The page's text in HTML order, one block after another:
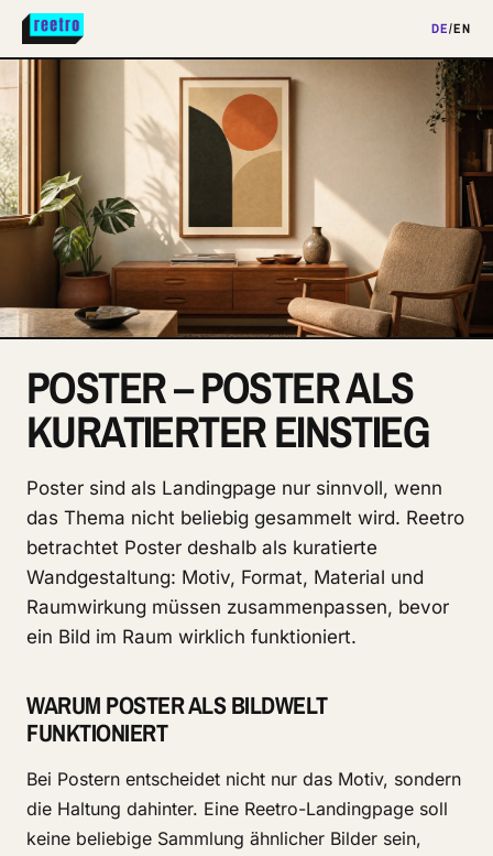
DE/EN
POSTER – POSTER ALS
KURATIERTER EINSTIEG
Poster sind als Landingpage nur sinnvoll, wenn
das Thema nicht beliebig gesammelt wird. Reetro
betrachtet Poster deshalb als kuratierte
Wandgestaltung: Motiv, Format, Material und
Raumwirkung müssen zusammenpassen, bevor
ein Bild im Raum wirklich funktioniert.
WARUM POSTER ALS BILDWELT
FUNKTIONIERT
Bei Postern entscheidet nicht nur das Motiv, sondern
die Haltung dahinter. Eine Reetro-Landingpage soll
keine beliebige Sammlung ähnlicher Bilder sein,